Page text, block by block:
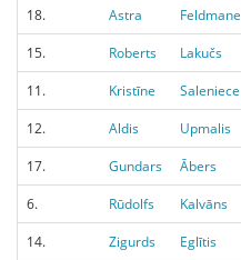
18.
Astra Feldmane
15.
Roberts Lakučs
11.
Kristīne Saleniece
12.
Aldis Upmalis
17.
Gundars Ābers
6.
Rūdolfs Kalvāns
14.
Zigurds Eglītis